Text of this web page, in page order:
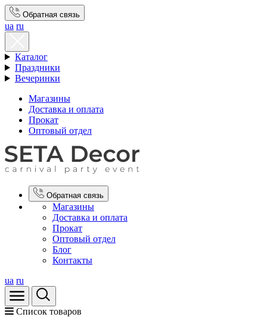
Обратная связь
ua ru
Каталог
Праздники
Вечеринки
Магазины
Доставка и оплата
Прокат
Оптовый отдел
Обратная связь
Магазины
Доставка и оплата
Прокат
Оптовый отдел
Блог
Контакты
ua ru
Список товаров